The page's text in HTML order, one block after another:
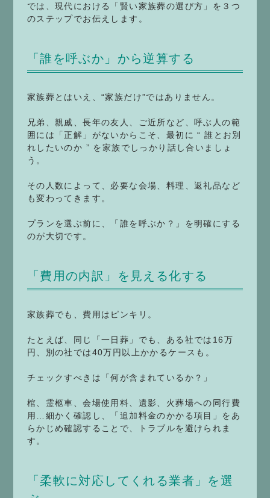
では、現代における「賢い家族葬の選び方」を３つ
のステップでお伝えします。
「誰を呼ぶか」から逆算する
家族葬とはいえ、“家族だけ”ではありません。
兄弟、親戚、長年の友人、ご近所など、呼ぶ人の範
囲には「正解」がないからこそ、最初に “ 誰とお別
れしたいのか ” を家族でしっかり話し合いましょ
う。
その人数によって、必要な会場、料理、返礼品など
も変わってきます。
プランを選ぶ前に、「誰を呼ぶか？」を明確にする
のが大切です。
「費用の内訳」を見える化する
家族葬でも、費用はピンキリ。
たとえば、同じ「一日葬」でも、ある社では16万
円、別の社では40万円以上かかるケースも。
チェックすべきは「何が含まれているか？」
棺、霊柩車、会場使用料、遺影、火葬場への同行費
用…細かく確認し、「追加料金のかかる項目」をあ
らかじめ確認することで、トラブルを避けられま
す。
「柔軟に対応してくれる業者」を選